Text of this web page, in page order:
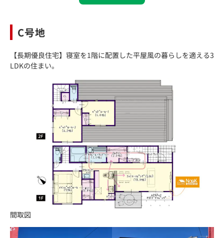
C号地
【長期優良住宅】寝室を1階に配置した平屋風の暮らしを適える3
LDKの住まい。
間取図